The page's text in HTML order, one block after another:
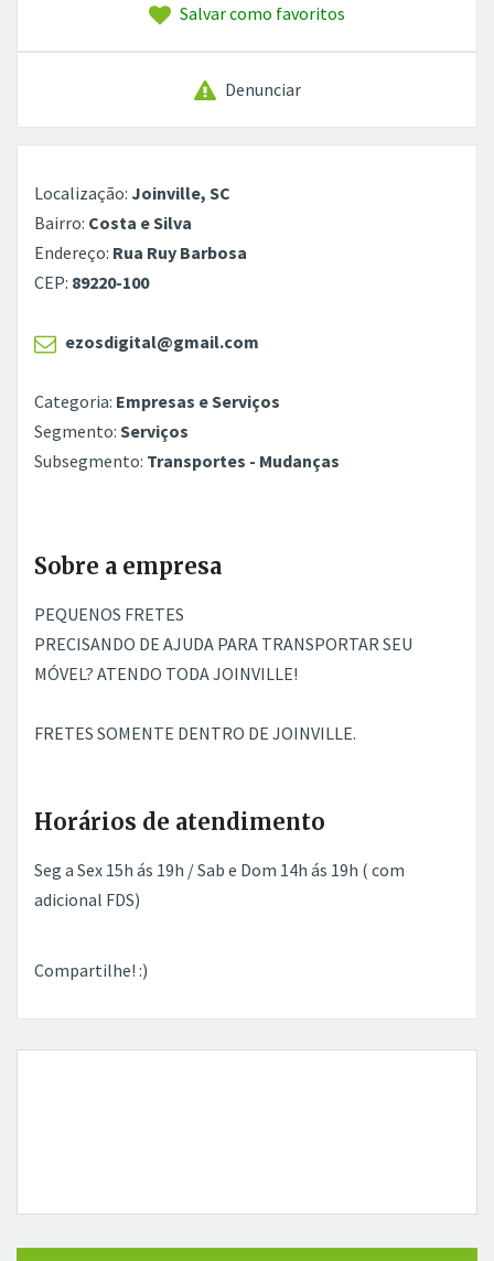
Salvar como favoritos
Denunciar
Localização: Joinville, SC
Bairro: Costa e Silva
Endereço: Rua Ruy Barbosa
CEP: 89220-100
ezosdigital@gmail.com
Categoria: Empresas e Serviços
Segmento: Serviços
Subsegmento: Transportes - Mudanças
Sobre a empresa
PEQUENOS FRETES
PRECISANDO DE AJUDA PARA TRANSPORTAR SEU
MÓVEL? ATENDO TODA JOINVILLE!
FRETES SOMENTE DENTRO DE JOINVILLE.
Horários de atendimento
Seg a Sex 15h ás 19h / Sab e Dom 14h ás 19h ( com
adicional FDS)
Compartilhe! :)